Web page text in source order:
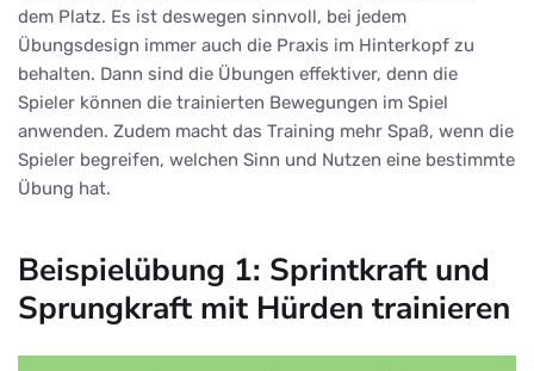
dem Platz. Es ist deswegen sinnvoll, bei jedem
Übungsdesign immer auch die Praxis im Hinterkopf zu
behalten. Dann sind die Übungen effektiver, denn die
Spieler können die trainierten Bewegungen im Spiel
anwenden. Zudem macht das Training mehr Spaß, wenn die
Spieler begreifen, welchen Sinn und Nutzen eine bestimmte
Übung hat.
Beispielübung 1: Sprintkraft und
Sprungkraft mit Hürden trainieren